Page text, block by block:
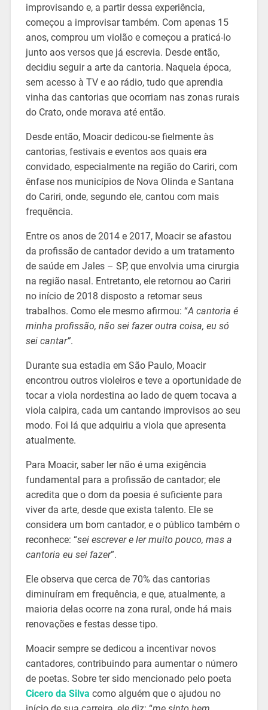
improvisando e, a partir dessa experiência,
começou a improvisar também. Com apenas 15
anos, comprou um violão e começou a praticá-lo
junto aos versos que já escrevia. Desde então,
decidiu seguir a arte da cantoria. Naquela época,
sem acesso à TV e ao rádio, tudo que aprendia
vinha das cantorias que ocorriam nas zonas rurais
do Crato, onde morava até então.
Desde então, Moacir dedicou-se fielmente às
cantorias, festivais e eventos aos quais era
convidado, especialmente na região do Cariri, com
ênfase nos municípios de Nova Olinda e Santana
do Cariri, onde, segundo ele, cantou com mais
frequência.
Entre os anos de 2014 e 2017, Moacir se afastou
da profissão de cantador devido a um tratamento
de saúde em Jales – SP, que envolvia uma cirurgia
na região nasal. Entretanto, ele retornou ao Cariri
no início de 2018 disposto a retomar seus
trabalhos. Como ele mesmo afirmou: “A cantoria é
minha profissão, não sei fazer outra coisa, eu só
sei cantar”.
Durante sua estadia em São Paulo, Moacir
encontrou outros violeiros e teve a oportunidade de
tocar a viola nordestina ao lado de quem tocava a
viola caipira, cada um cantando improvisos ao seu
modo. Foi lá que adquiriu a viola que apresenta
atualmente.
Para Moacir, saber ler não é uma exigência
fundamental para a profissão de cantador; ele
acredita que o dom da poesia é suficiente para
viver da arte, desde que exista talento. Ele se
considera um bom cantador, e o público também o
reconhece: “sei escrever e ler muito pouco, mas a
cantoria eu sei fazer”.
Ele observa que cerca de 70% das cantorias
diminuíram em frequência, e que, atualmente, a
maioria delas ocorre na zona rural, onde há mais
renovações e festas desse tipo.
Moacir sempre se dedicou a incentivar novos
cantadores, contribuindo para aumentar o número
de poetas. Sobre ter sido mencionado pelo poeta
Cicero da Silva como alguém que o ajudou no